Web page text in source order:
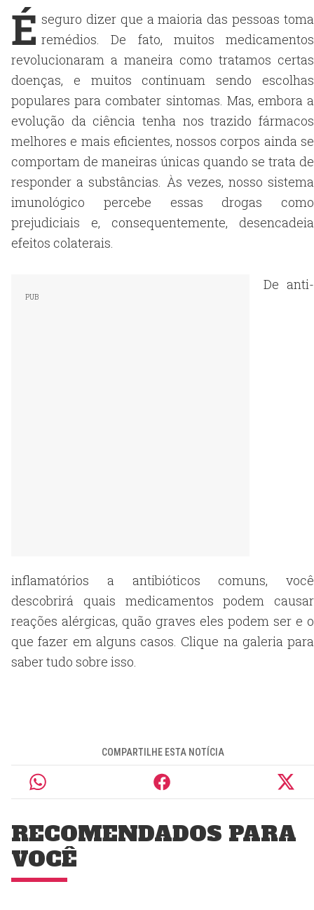
É seguro dizer que a maioria das pessoas toma
remédios. De fato, muitos medicamentos
revolucionaram a maneira como tratamos certas
doenças, e muitos continuam sendo escolhas
populares para combater sintomas. Mas, embora a
evolução da ciência tenha nos trazido fármacos
melhores e mais eficientes, nossos corpos ainda se
comportam de maneiras únicas quando se trata de
responder a substâncias. Às vezes, nosso sistema
imunológico percebe essas drogas como
prejudiciais e, consequentemente, desencadeia
efeitos colaterais.
De anti-
inflamatórios a antibióticos comuns, você
descobrirá quais medicamentos podem causar
reações alérgicas, quão graves eles podem ser e o
que fazer em alguns casos. Clique na galeria para
saber tudo sobre isso.
COMPARTILHE ESTA NOTÍCIA
RECOMENDADOS PARA
VOCÊ